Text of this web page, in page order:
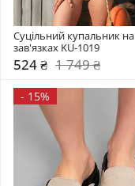
Суцільний купальник на
зав'язках KU-1019
524 ₴ 1 749 ₴
- 15%